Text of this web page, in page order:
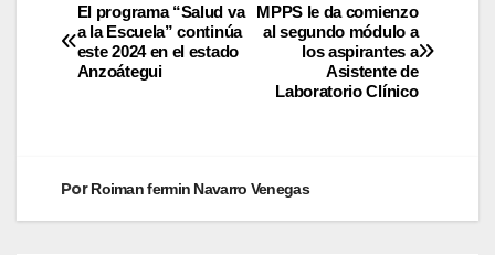
MPPS le da comienzo
al segundo módulo a
los aspirantes a
Asistente de
Laboratorio Clínico
El programa “Salud va
a la Escuela” continúa
este 2024 en el estado
Anzoátegui
PorRoiman fermin Navarro Venegas